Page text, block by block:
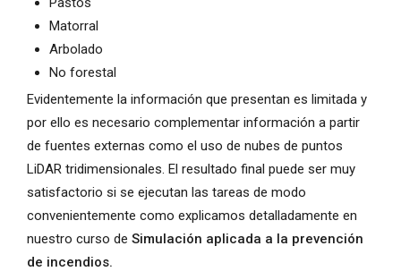
Matorral
Arbolado
No forestal
Evidentemente la información que presentan es limitada y
por ello es necesario complementar información a partir
de fuentes externas como el uso de nubes de puntos
LiDAR tridimensionales. El resultado final puede ser muy
satisfactorio si se ejecutan las tareas de modo
convenientemente como explicamos detalladamente en
nuestro curso de Simulación aplicada a la prevención
de incendios.